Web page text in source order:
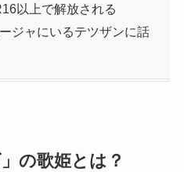
以上で解放される
ジャにいるテツザンに話
の歌姫とは？